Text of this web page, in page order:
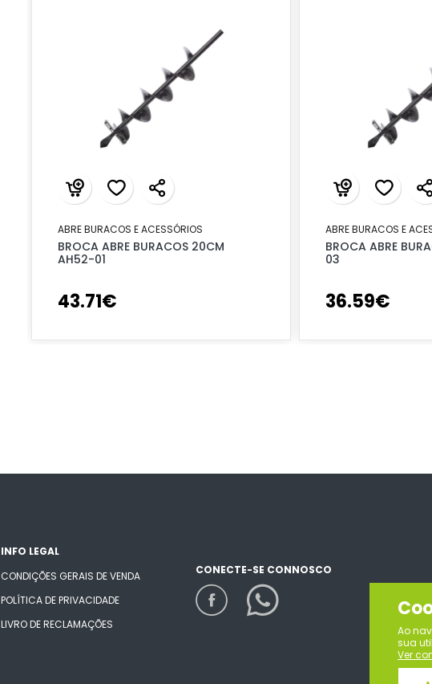
ABRE BURACOS E ACESSÓRIOS
BROCA ABRE BURACOS 20CM
AH52-01
43.71€
ABRE BURACOS E
BROCA ABRE
03
36.59€
INFO LEGAL
CONDIÇÕES GERAIS DE VENDA
POLÍTICA DE PRIVACIDADE
LIVRO DE RECLAMAÇÕES
CONECTE-SE CONNOSCO
Ao
sua
Ver